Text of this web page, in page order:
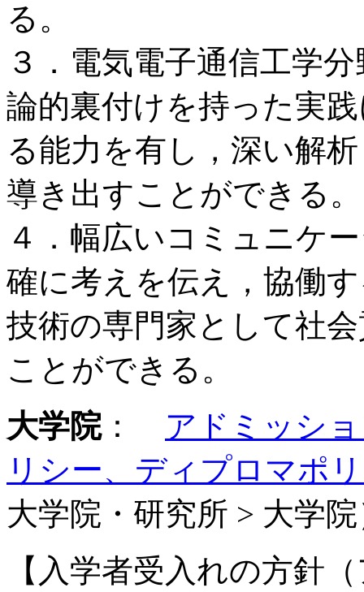
る。
３．電気電子通信工学
論的裏付けを持った実
る能力を有し，深い解
導き出すことができる。
４．幅広いコミュニケ
確に考えを伝え，協働
技術の専門家として社
ことができる。
大学院： アドミッシ
リシー、ディプロマポ
大学院・研究所 > 大学
【入学者受入れの方針